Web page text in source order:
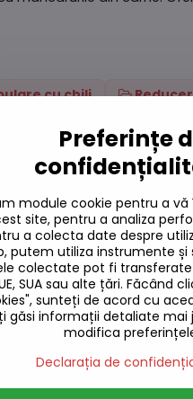
cu chili
Preferințe
module cookie pentru a
site, pentru a analiza
a colecta date despre
putem utiliza instrumente și
colectate pot fi
SUA sau alte țări. Făcând
sunteți de acord cu
găsi informații detaliate mai
modifica
Declarația de